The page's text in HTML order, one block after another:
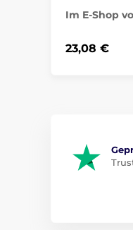
Im E-Shop
23,08 €